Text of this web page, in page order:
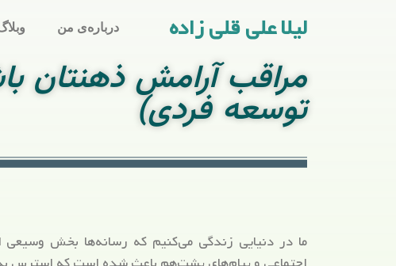
لیلا علی قلی زاده درباره‌ی من
مراقب آرامش ذهنتان
توسعه فردی)
ما در دنیایی زندگی می‌کنیم که رسانه‌ها بخش وسیعی